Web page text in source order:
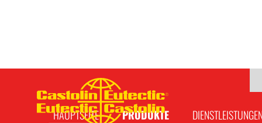
HAUPTSEITE PRODUKTE DIENSTLEISTUNGEN
CastoCut Düse 70 A, verlängert